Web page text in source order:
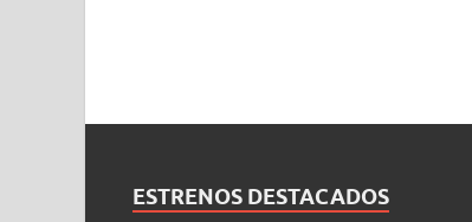
ESTRENOS DESTACADOS